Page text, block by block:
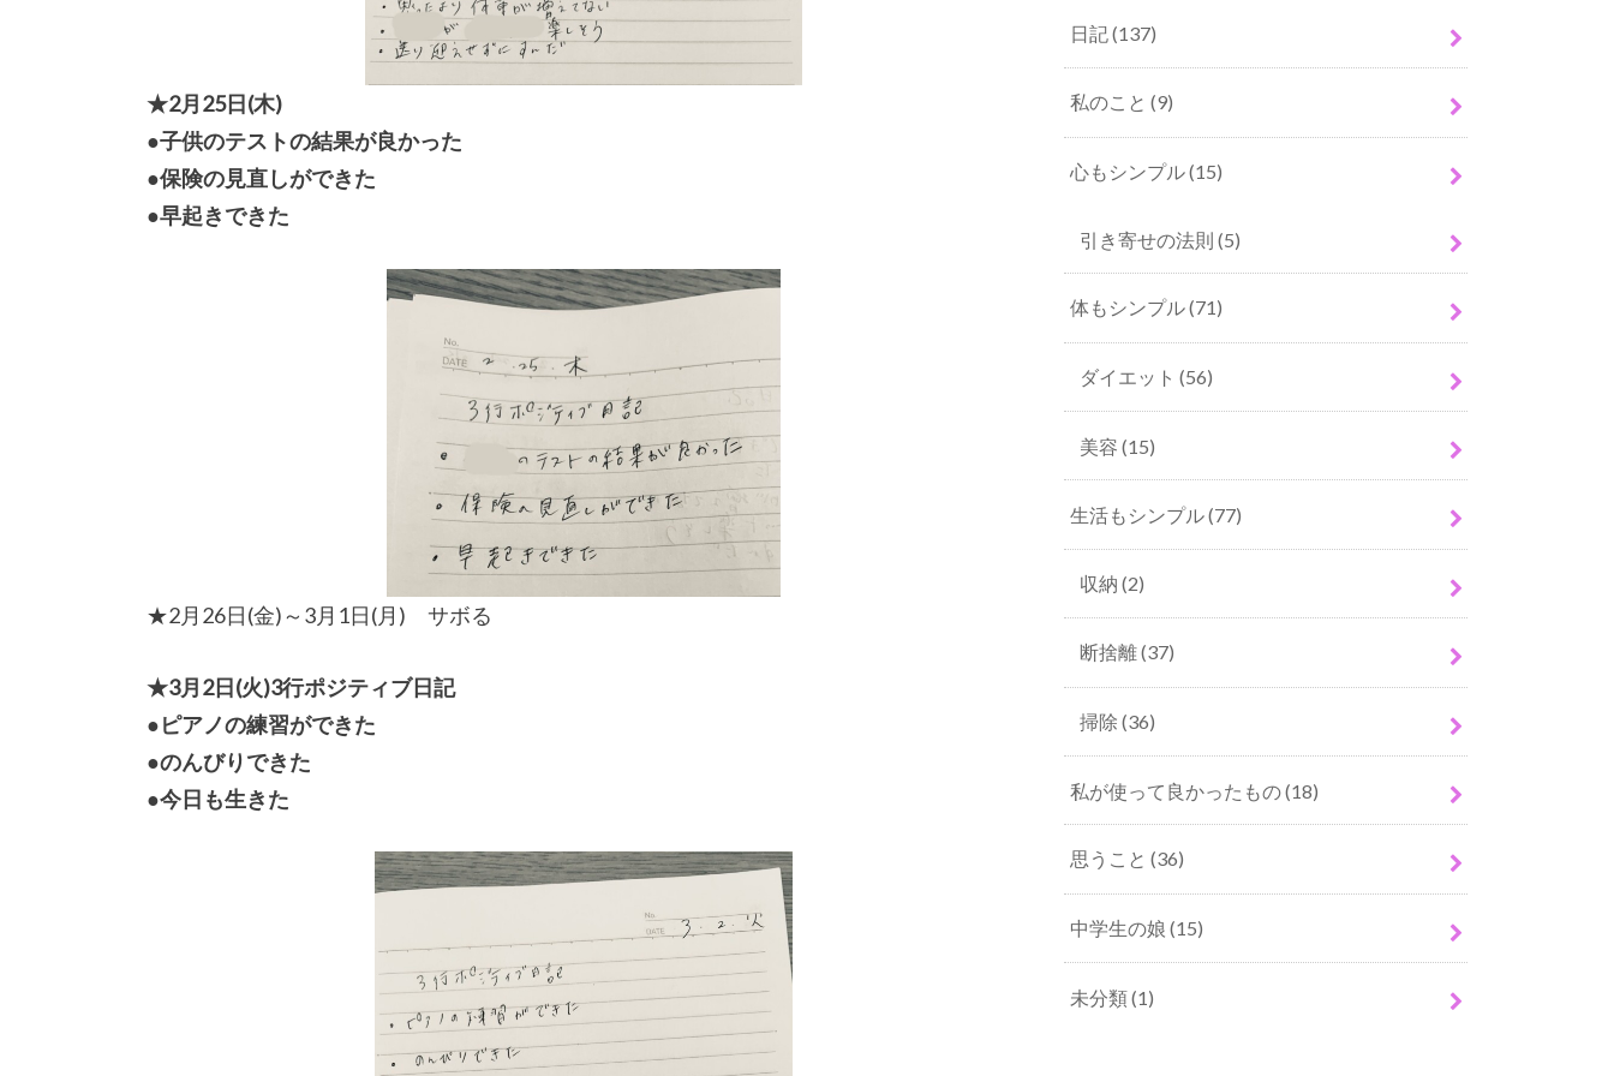
★2月25日(木)
●子供のテストの結果が良かった
●保険の見直しができた
●早起きできた
★2月26日(金)～3月1日(月) サボる
★3月2日(火)3行ポジティブ日記
●ピアノの練習ができた
●のんびりできた
●今日も生きた
日記(137)
私のこと (9)
心もシンプル(15)
引き寄せの法則 (5)
体もシンプル(71)
ダイエット (56)
美容 (15)
生活もシンプル(77)
収納 (2)
断捨離(37)
掃除 (36)
私が使って良かったもの(18)
思うこと (36)
中学生の娘 (15)
未分類(1)